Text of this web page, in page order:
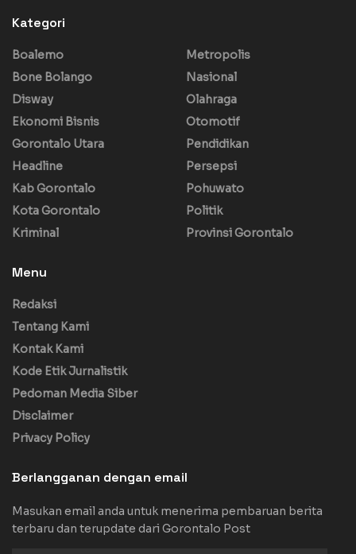
Kategori
Boalemo
Bone Bolango
Disway
Ekonomi Bisnis
Gorontalo Utara
Headline
Kab Gorontalo
Kota Gorontalo
Kriminal
Metropolis
Nasional
Olahraga
Otomotif
Pendidikan
Persepsi
Pohuwato
Politik
Provinsi Gorontalo
Menu
Redaksi
Tentang Kami
Kontak Kami
Kode Etik Jurnalistik
Pedoman Media Siber
Disclaimer
Privacy Policy
Berlangganan dengan email
Masukan email anda untuk menerima pembaruan berita
terbaru dan terupdate dari Gorontalo Post